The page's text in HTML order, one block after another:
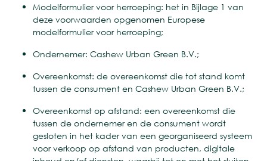
Modelformulier voor herroeping: het in Bijlage 1 van
deze voorwaarden opgenomen Europese
modelformulier voor herroeping;
Ondernemer: Cashew Urban Green B.V.;
Overeenkomst: de overeenkomst die tot stand komt
tussen de consument en Cashew Urban Green B.V.;
Overeenkomst op afstand: een overeenkomst die
tussen de ondernemer en de consument wordt
gesloten in het kader van een georganiseerd systeem
voor verkoop op afstand van producten, digitale